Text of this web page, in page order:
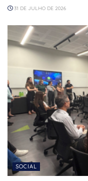
31 DE JULHO DE 2026
SOCIAL